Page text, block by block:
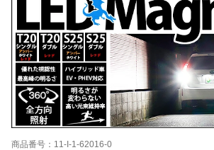
商品番号：11-I-1-62016-0